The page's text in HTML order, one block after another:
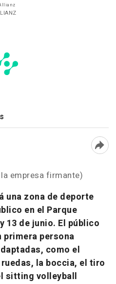
empresa firmante)
una zona de deporte
en el Parque
13 de junio. El público
primera persona
como el
la boccia, el tiro
sitting volleyball